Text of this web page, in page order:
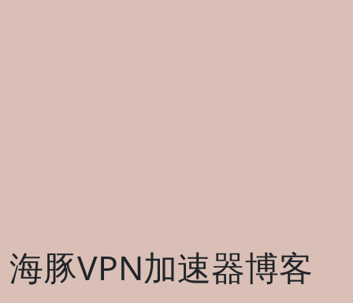
海豚VPN加速器博客